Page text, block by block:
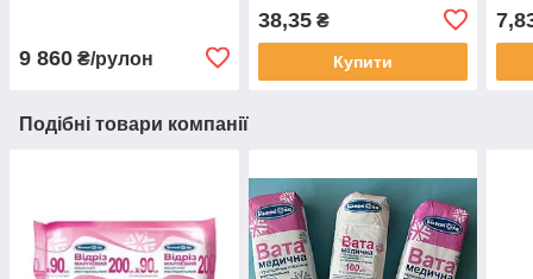
9 860 ₴/рулон
38,35₴
Купити
Подібні товари компанії